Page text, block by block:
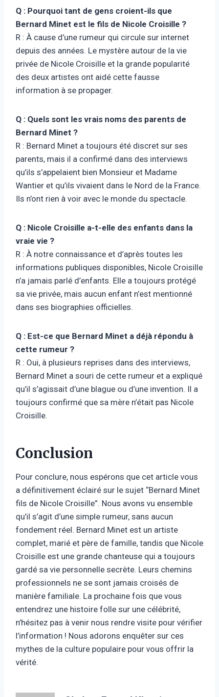
Q : Pourquoi tant de gens croient-ils que
Bernard Minet est le fils de Nicole Croisille ?
R : À cause d’une rumeur qui circule sur internet
depuis des années. Le mystère autour de la vie
privée de Nicole Croisille et la grande popularité
des deux artistes ont aidé cette fausse
information à se propager.
Q : Quels sont les vrais noms des parents de
Bernard Minet ?
R : Bernard Minet a toujours été discret sur ses
parents, mais il a confirmé dans des interviews
qu’ils s’appelaient bien Monsieur et Madame
Wantier et qu’ils vivaient dans le Nord de la France.
Ils n’ont rien à voir avec le monde du spectacle.
Q : Nicole Croisille a-t-elle des enfants dans la
vraie vie ?
R : À notre connaissance et d’après toutes les
informations publiques disponibles, Nicole Croisille
n’a jamais parlé d’enfants. Elle a toujours protégé
sa vie privée, mais aucun enfant n’est mentionné
dans ses biographies officielles.
Q : Est-ce que Bernard Minet a déjà répondu à
cette rumeur ?
R : Oui, à plusieurs reprises dans des interviews,
Bernard Minet a souri de cette rumeur et a expliqué
qu’il s’agissait d’une blague ou d’une invention. Il a
toujours confirmé que sa mère n’était pas Nicole
Croisille.
Conclusion
Pour conclure, nous espérons que cet article vous
a définitivement éclairé sur le sujet “Bernard Minet
fils de Nicole Croisille”. Nous avons vu ensemble
qu’il s’agit d’une simple rumeur, sans aucun
fondement réel. Bernard Minet est un artiste
complet, marié et père de famille, tandis que Nicole
Croisille est une grande chanteuse qui a toujours
gardé sa vie personnelle secrète. Leurs chemins
professionnels ne se sont jamais croisés de
manière familiale. La prochaine fois que vous
entendrez une histoire folle sur une célébrité,
n’hésitez pas à venir nous rendre visite pour vérifier
l’information ! Nous adorons enquêter sur ces
mythes de la culture populaire pour vous offrir la
vérité.